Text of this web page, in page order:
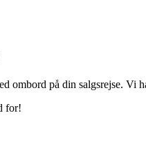
ombord på din salgsrejse. Vi
for!